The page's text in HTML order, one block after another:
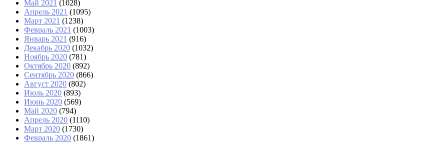
Май 2021 (1028)
Апрель 2021 (1095)
Март 2021 (1238)
Февраль 2021 (1003)
Январь 2021 (916)
Декабрь 2020 (1032)
Ноябрь 2020 (781)
Октябрь 2020 (892)
Сентябрь 2020 (866)
Август 2020 (802)
Июль 2020 (893)
Июнь 2020 (569)
Май 2020 (794)
Апрель 2020 (1110)
Март 2020 (1730)
Февраль 2020 (1861)